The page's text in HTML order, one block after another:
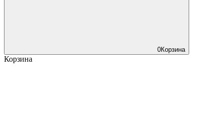
0Корзина
Корзина